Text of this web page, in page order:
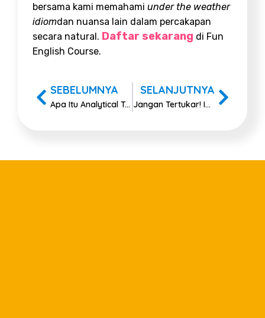
bersama kami memahami under the weather
idiomdan nuansa lain dalam percakapan
secara natural. Daftar sekarang di Fun
English Course.
SEBELUMNYA
Apa Itu Analytical Text? Definisi, Struktur, dan Contohnya
SELANJUTNYA
Jangan Tertukar! Ini Perbedaan Colloquialism dan Idiom